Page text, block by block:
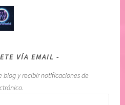
VÍA EMAIL
blog y recibir notificaciones de